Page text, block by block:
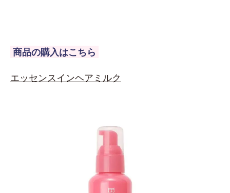
商品の購入はこちら
エッセンスインヘアミルク